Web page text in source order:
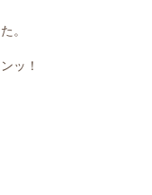
。
ッ！